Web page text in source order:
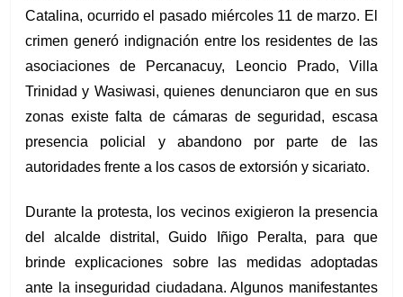
Catalina, ocurrido el pasado miércoles 11 de marzo. El
crimen generó indignación entre los residentes de las
asociaciones de Percanacuy, Leoncio Prado, Villa
Trinidad y Wasiwasi, quienes denunciaron que en sus
zonas existe falta de cámaras de seguridad, escasa
presencia policial y abandono por parte de las
autoridades frente a los casos de extorsión y sicariato.
Durante la protesta, los vecinos exigieron la presencia
del alcalde distrital, Guido Iñigo Peralta, para que
brinde explicaciones sobre las medidas adoptadas
ante la inseguridad ciudadana. Algunos manifestantes